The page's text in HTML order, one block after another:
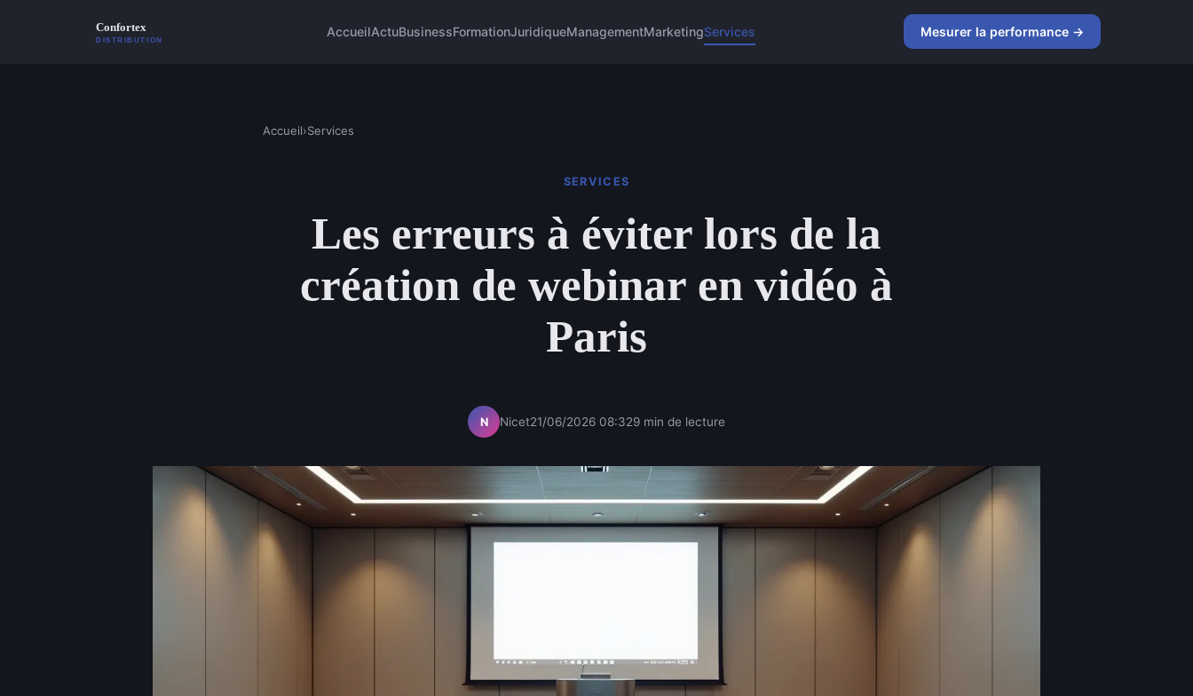
AccueilActuBusinessFormationJuridiqueManagementMarketingServices Mesurer la performance →
Accueil›Services
SERVICES
Les erreurs à éviter lors de la
création de webinar en vidéo à
Paris
N Nicet21/06/2026 08:329 min de lecture